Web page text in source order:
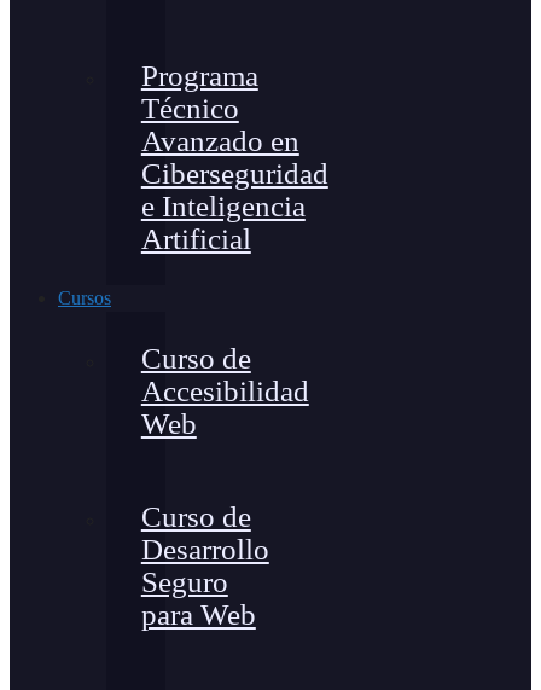
Programa
Técnico
Avanzado en
Ciberseguridad
e Inteligencia
Artificial
Cursos
Curso de
Accesibilidad
Web
Curso de
Desarrollo
Seguro
para Web